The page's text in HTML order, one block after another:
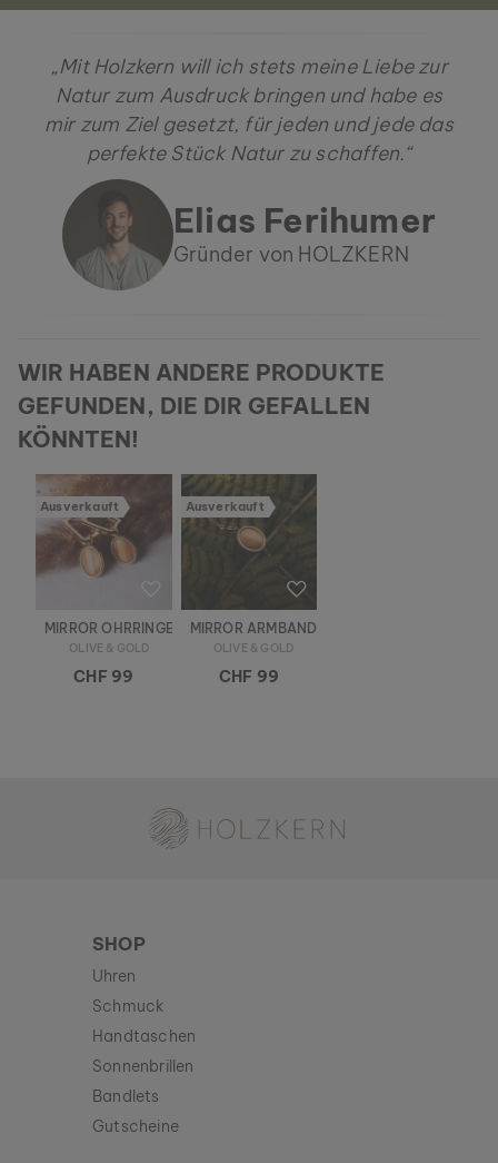
„Mit Holzkern will ich stets meine Liebe zur
Natur zum Ausdruck bringen und habe es
mir zum Ziel gesetzt, für jeden und jede das
perfekte Stück Natur zu schaffen.“
Elias Ferihumer
Gründer von HOLZKERN
WIR HABEN ANDERE PRODUKTE
GEFUNDEN, DIE DIR GEFALLEN
KÖNNTEN!
Ausverkauft
MIRROR OHRRINGE
OLIVE & GOLD
CHF 99
Ausverkauft
MIRROR ARMBAND
OLIVE & GOLD
CHF 99
SHOP
Uhren
Schmuck
Handtaschen
Sonnenbrillen
Bandlets
Gutscheine